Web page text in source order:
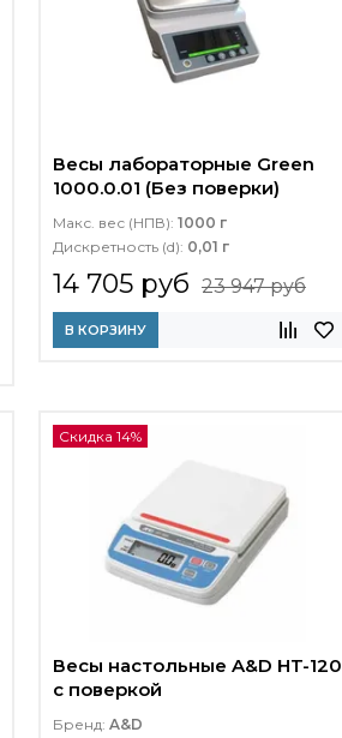
Весы лабораторные Green
1000.0.01 (Без поверки)
Макс. вес (НПВ): 1000 г
Дискретность (d): 0,01 г
14 705 руб 23 947 руб
В КОРЗИНУ
Скидка 14%
Весы настольные A&D HT-120
с поверкой
Бренд: A&D